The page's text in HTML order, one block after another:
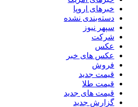
خبرهای اروپا
دسته‌بندی نشده
سپهر نیوز
شرکت
عکس
عکس های خبر
فروش
قیمت جدید
قیمت طلا
قیمت های جدید
گزارش جدید